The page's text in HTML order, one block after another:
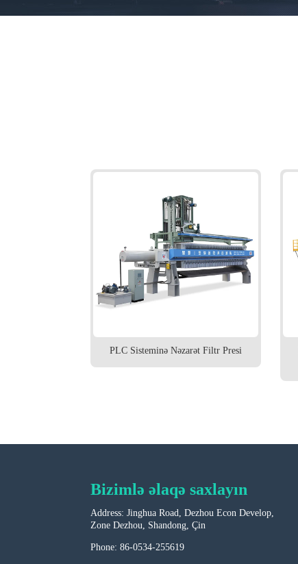
PLC Sisteminə Nəzarət Filtr Presi
Bizimlə əlaqə saxlayın
Address: Jinghua Road, Dezhou Econ Develop,
Zone Dezhou, Shandong, Çin
Phone: 86-0534-255619